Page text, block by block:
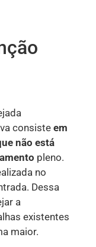
consiste em
não está
pleno.
no
Dessa
a
existentes
maior.